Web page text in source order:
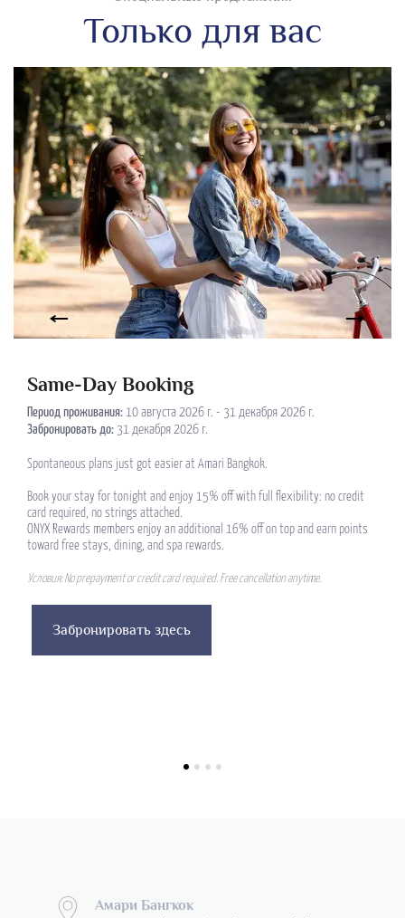
Только для вас
Same-Day Booking
Период проживания:10 августа 2026 г. - 31 декабря 2026 г.
Забронировать до:31 декабря 2026 г.
Spontaneous plans just got easier at Amari Bangkok.
Book your stay for tonight and enjoy 15% off with full flexibility: no credit
card required, no strings attached.
ONYX Rewards members enjoy an additional 16% off on top and earn points
toward free stays, dining, and spa rewards.
Условия: No prepayment or credit card required. Free cancellation anytime.
Забронировать здесь
Амари Бангкок